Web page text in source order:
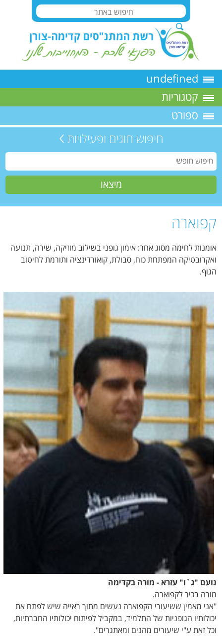
undefined
קטגוריות
ספורט
חיפוש חוגים ופעילויות
קפוארה
אומנות לחימה מסוג אחר: אימון גופני בשילוב מוזיקה, שירה, תנועה
ואקרובטיקה המפתחת כוח, סבולת, קואורדינציה ותורמת לחיטוב
הגוף.
נועם "ג`ו" עזרא - מורה בקדימה
מורה בכיר לקפוארה.
"אני מאמין ששיעורי הקפוארה נעשים מתוך ראייה שיש לפתח את
יכולותיו הגופניות של התלמיד, במקביל לפיתוח יכולותיו החברתיות,
וכל זאת ע"י שיעורים מהנים ומאתגרים".